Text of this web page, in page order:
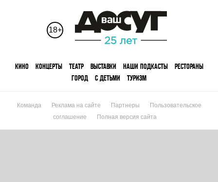
18+
КИНО КОНЦЕРТЫ ТЕАТР ВЫСТАВКИ НАШИ ПОДКАСТЫ
РЕСТОРАНЫ
ГОРОД
С ДЕТЬМИ ТУРИЗМ
Команда Реклама на сайте Партнеры
Пользовательское
соглашение
Полная версия сайта